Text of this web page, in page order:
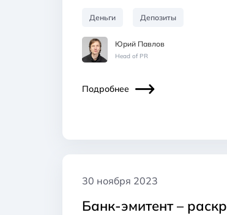
Деньги Депозиты
Юрий Павлов
Head of PR
Подробнее
30 ноября 2023
Банк-эмитент –